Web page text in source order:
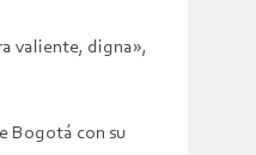
valiente, digna»,
Bogotá con su